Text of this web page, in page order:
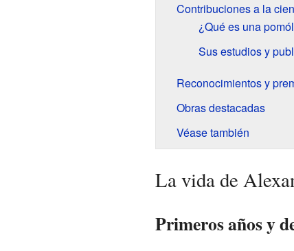
Contribuciones a la
¿Qué es una
Sus estudios y
Reconocimientos y
Obras destacadas
Véase también
La vida de
Primeros años y